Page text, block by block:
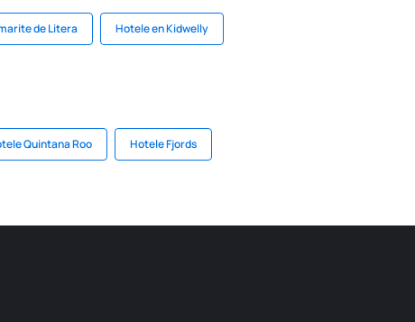
de Litera Hotele en Kidwelly
Quintana Roo Hotele Fjords